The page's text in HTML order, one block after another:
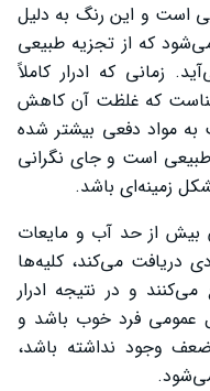
است و این رنگ به دلیل
که از تجزیه طبیعی
زمانی که ادرار کاملاً
که غلظت آن کاهش
به مواد دفعی بیشتر شده
طبیعی است و جای نگرانی
زمینه‌ای باشد.
بیش از حد آب و مایعات
دریافت می‌کند، کلیه‌ها
و در نتیجه ادرار
عمومی فرد خوب باشد و
وجود نداشته باشد،